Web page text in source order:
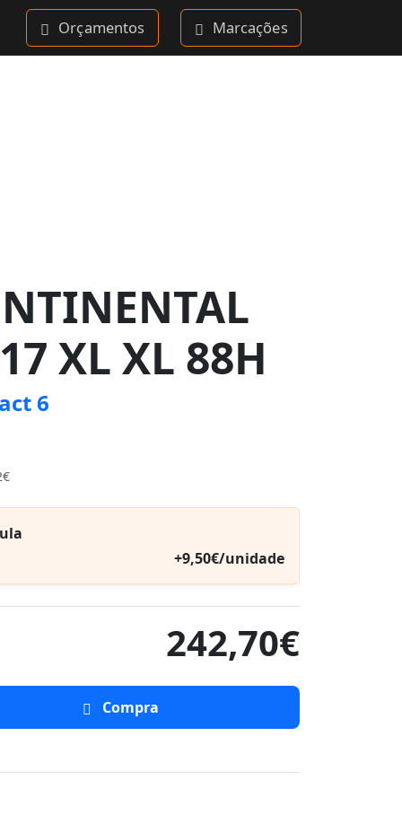
Orçamentos Marcações
XL XL 88H
6
+9,50€/unidade
242,70€
Compra